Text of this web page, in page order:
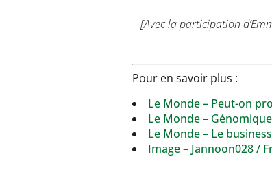
[Avec la participation
Pour en savoir plus :
Le Monde – Peut-on
Le Monde –
Le Monde – Le
Image – Jannoon028 /